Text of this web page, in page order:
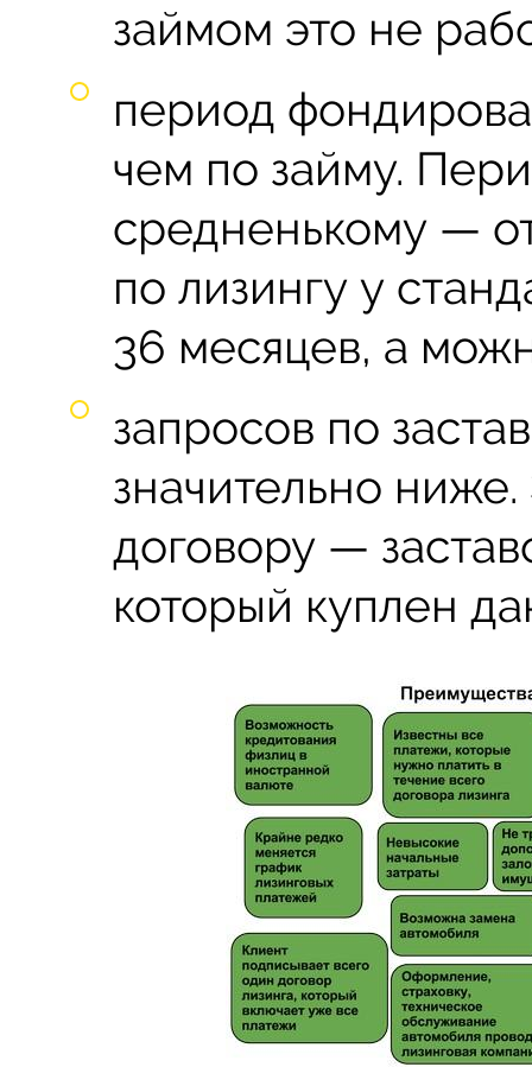
займом это не
период
чем по займу.
средненькому —
по лизингу у
36 месяцев, а
запросов по
значительно
договору —
который куплен